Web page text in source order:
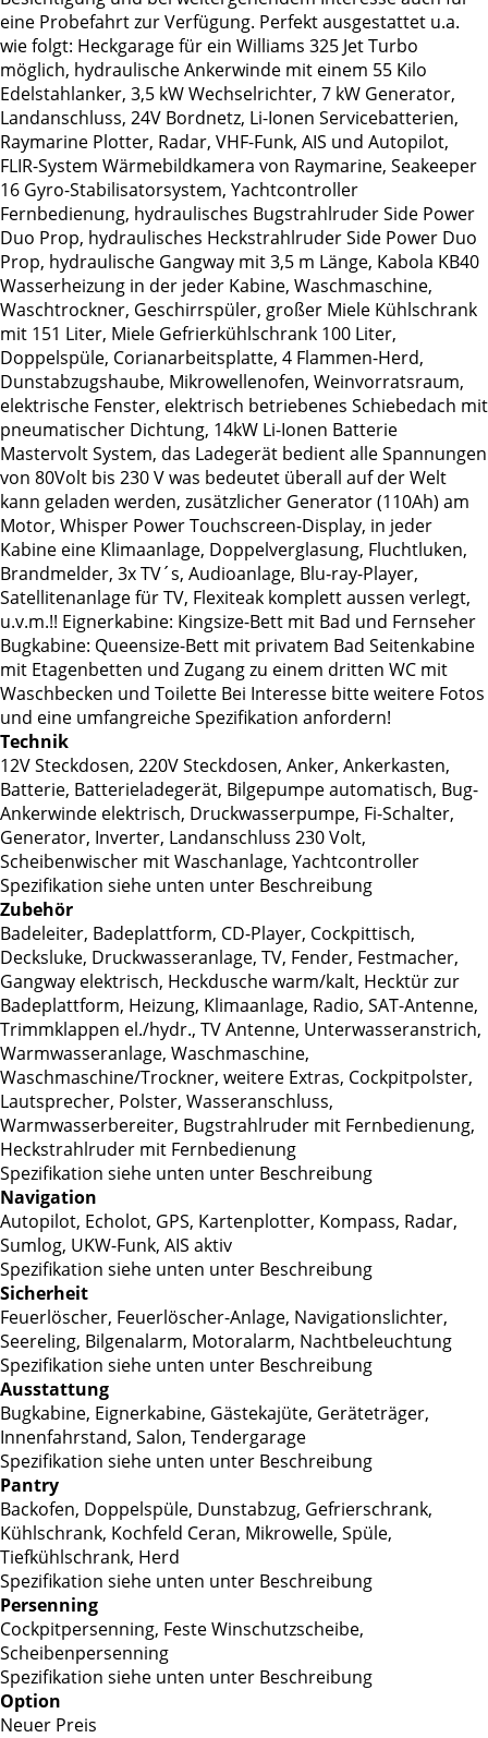
eine Probefahrt zur Verfügung. Perfekt ausgestattet u.a.
wie folgt: Heckgarage für ein Williams 325 Jet Turbo
möglich, hydraulische Ankerwinde mit einem 55 Kilo
Edelstahlanker, 3,5 kW Wechselrichter, 7 kW Generator,
Landanschluss, 24V Bordnetz, Li-Ionen Servicebatterien,
Raymarine Plotter, Radar, VHF-Funk, AIS und Autopilot,
FLIR-System Wärmebildkamera von Raymarine, Seakeeper
16 Gyro-Stabilisatorsystem, Yachtcontroller
Fernbedienung, hydraulisches Bugstrahlruder Side Power
Duo Prop, hydraulisches Heckstrahlruder Side Power Duo
Prop, hydraulische Gangway mit 3,5 m Länge, Kabola KB40
Wasserheizung in der jeder Kabine, Waschmaschine,
Waschtrockner, Geschirrspüler, großer Miele Kühlschrank
mit 151 Liter, Miele Gefrierkühlschrank 100 Liter,
Doppelspüle, Corianarbeitsplatte, 4 Flammen-Herd,
Dunstabzugshaube, Mikrowellenofen, Weinvorratsraum,
elektrische Fenster, elektrisch betriebenes Schiebedach mit
pneumatischer Dichtung, 14kW Li-Ionen Batterie
Mastervolt System, das Ladegerät bedient alle Spannungen
von 80Volt bis 230 V was bedeutet überall auf der Welt
kann geladen werden, zusätzlicher Generator (110Ah) am
Motor, Whisper Power Touchscreen-Display, in jeder
Kabine eine Klimaanlage, Doppelverglasung, Fluchtluken,
Brandmelder, 3x TV´s, Audioanlage, Blu-ray-Player,
Satellitenanlage für TV, Flexiteak komplett aussen verlegt,
u.v.m.!! Eignerkabine: Kingsize-Bett mit Bad und Fernseher
Bugkabine: Queensize-Bett mit privatem Bad Seitenkabine
mit Etagenbetten und Zugang zu einem dritten WC mit
Waschbecken und Toilette Bei Interesse bitte weitere Fotos
und eine umfangreiche Spezifikation anfordern!
Technik
12V Steckdosen, 220V Steckdosen, Anker, Ankerkasten,
Batterie, Batterieladegerät, Bilgepumpe automatisch, Bug-
Ankerwinde elektrisch, Druckwasserpumpe, Fi-Schalter,
Generator, Inverter, Landanschluss 230 Volt,
Scheibenwischer mit Waschanlage, Yachtcontroller
Spezifikation siehe unten unter Beschreibung
Zubehör
Badeleiter, Badeplattform, CD-Player, Cockpittisch,
Decksluke, Druckwasseranlage, TV, Fender, Festmacher,
Gangway elektrisch, Heckdusche warm/kalt, Hecktür zur
Badeplattform, Heizung, Klimaanlage, Radio, SAT-Antenne,
Trimmklappen el./hydr., TV Antenne, Unterwasseranstrich,
Warmwasseranlage, Waschmaschine,
Waschmaschine/Trockner, weitere Extras, Cockpitpolster,
Lautsprecher, Polster, Wasseranschluss,
Warmwasserbereiter, Bugstrahlruder mit Fernbedienung,
Heckstrahlruder mit Fernbedienung
Spezifikation siehe unten unter Beschreibung
Navigation
Autopilot, Echolot, GPS, Kartenplotter, Kompass, Radar,
Sumlog, UKW-Funk, AIS aktiv
Spezifikation siehe unten unter Beschreibung
Sicherheit
Feuerlöscher, Feuerlöscher-Anlage, Navigationslichter,
Seereling, Bilgenalarm, Motoralarm, Nachtbeleuchtung
Spezifikation siehe unten unter Beschreibung
Ausstattung
Bugkabine, Eignerkabine, Gästekajüte, Geräteträger,
Innenfahrstand, Salon, Tendergarage
Spezifikation siehe unten unter Beschreibung
Pantry
Backofen, Doppelspüle, Dunstabzug, Gefrierschrank,
Kühlschrank, Kochfeld Ceran, Mikrowelle, Spüle,
Tiefkühlschrank, Herd
Spezifikation siehe unten unter Beschreibung
Persenning
Cockpitpersenning, Feste Winschutzscheibe,
Scheibenpersenning
Spezifikation siehe unten unter Beschreibung
Option
Neuer Preis